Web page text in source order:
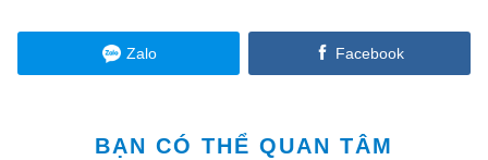
Zalo Facebook
BẠN CÓ THỂ QUAN TÂM